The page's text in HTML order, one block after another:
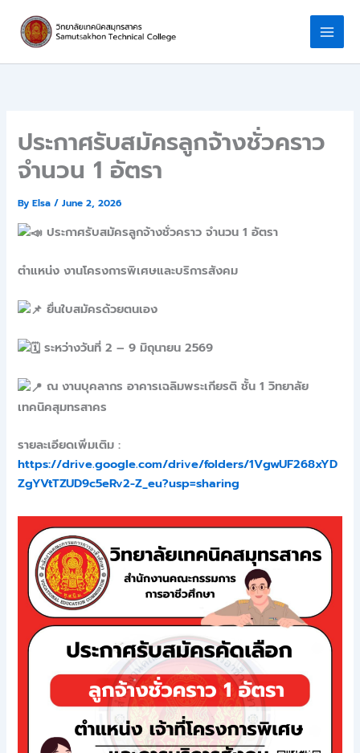
content
ประกาศรับสมัครลูกจ้างชั่วคราว
จำนวน 1 อัตรา
ByElsa/June 2, 2026
ประกาศรับสมัครลูกจ้างชั่วคราว จำนวน 1 อัตรา
ตำแหน่ง งานโครงการพิเศษและบริการสังคม
ยื่นใบสมัครด้วยตนเอง
ระหว่างวันที่ 2 – 9 มิถุนายน 2569
ณ งานบุคลากร อาคารเฉลิมพระเกียรติ ชั้น 1 วิทยาลัย
เทคนิคสุมทรสาคร
รายละเอียดเพิ่มเติม :
https://drive.google.com/drive/folders/1VgwUF268xYD
ZgYVtTZUD9c5eRv2-Z_eu?usp=sharing